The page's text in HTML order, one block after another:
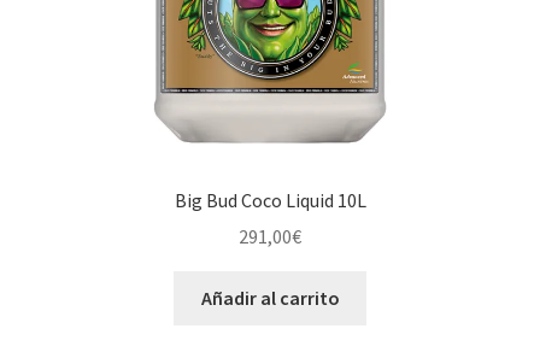
Big Bud Coco Liquid 10L
291,00€
Añadir al carrito